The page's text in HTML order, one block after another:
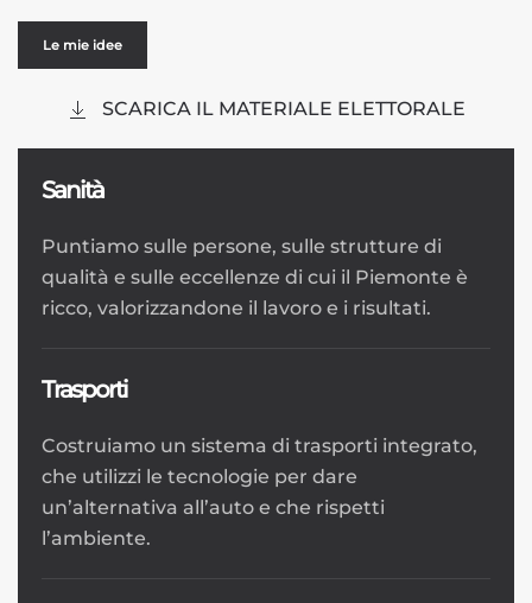
Le mie idee
SCARICA IL MATERIALE ELETTORALE
Sanità
Puntiamo sulle persone, sulle strutture di
qualità e sulle eccellenze di cui il Piemonte è
ricco, valorizzandone il lavoro e i risultati.
Trasporti
Costruiamo un sistema di trasporti integrato,
che utilizzi le tecnologie per dare
un’alternativa all’auto e che rispetti
l’ambiente.